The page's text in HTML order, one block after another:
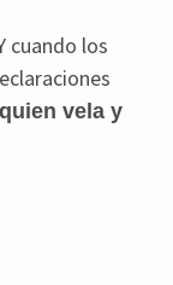
cuando los
vela y